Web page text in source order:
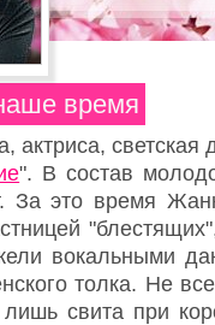
время
актриса,
". В состав
За это время
вокальными
толка. Не
свита при